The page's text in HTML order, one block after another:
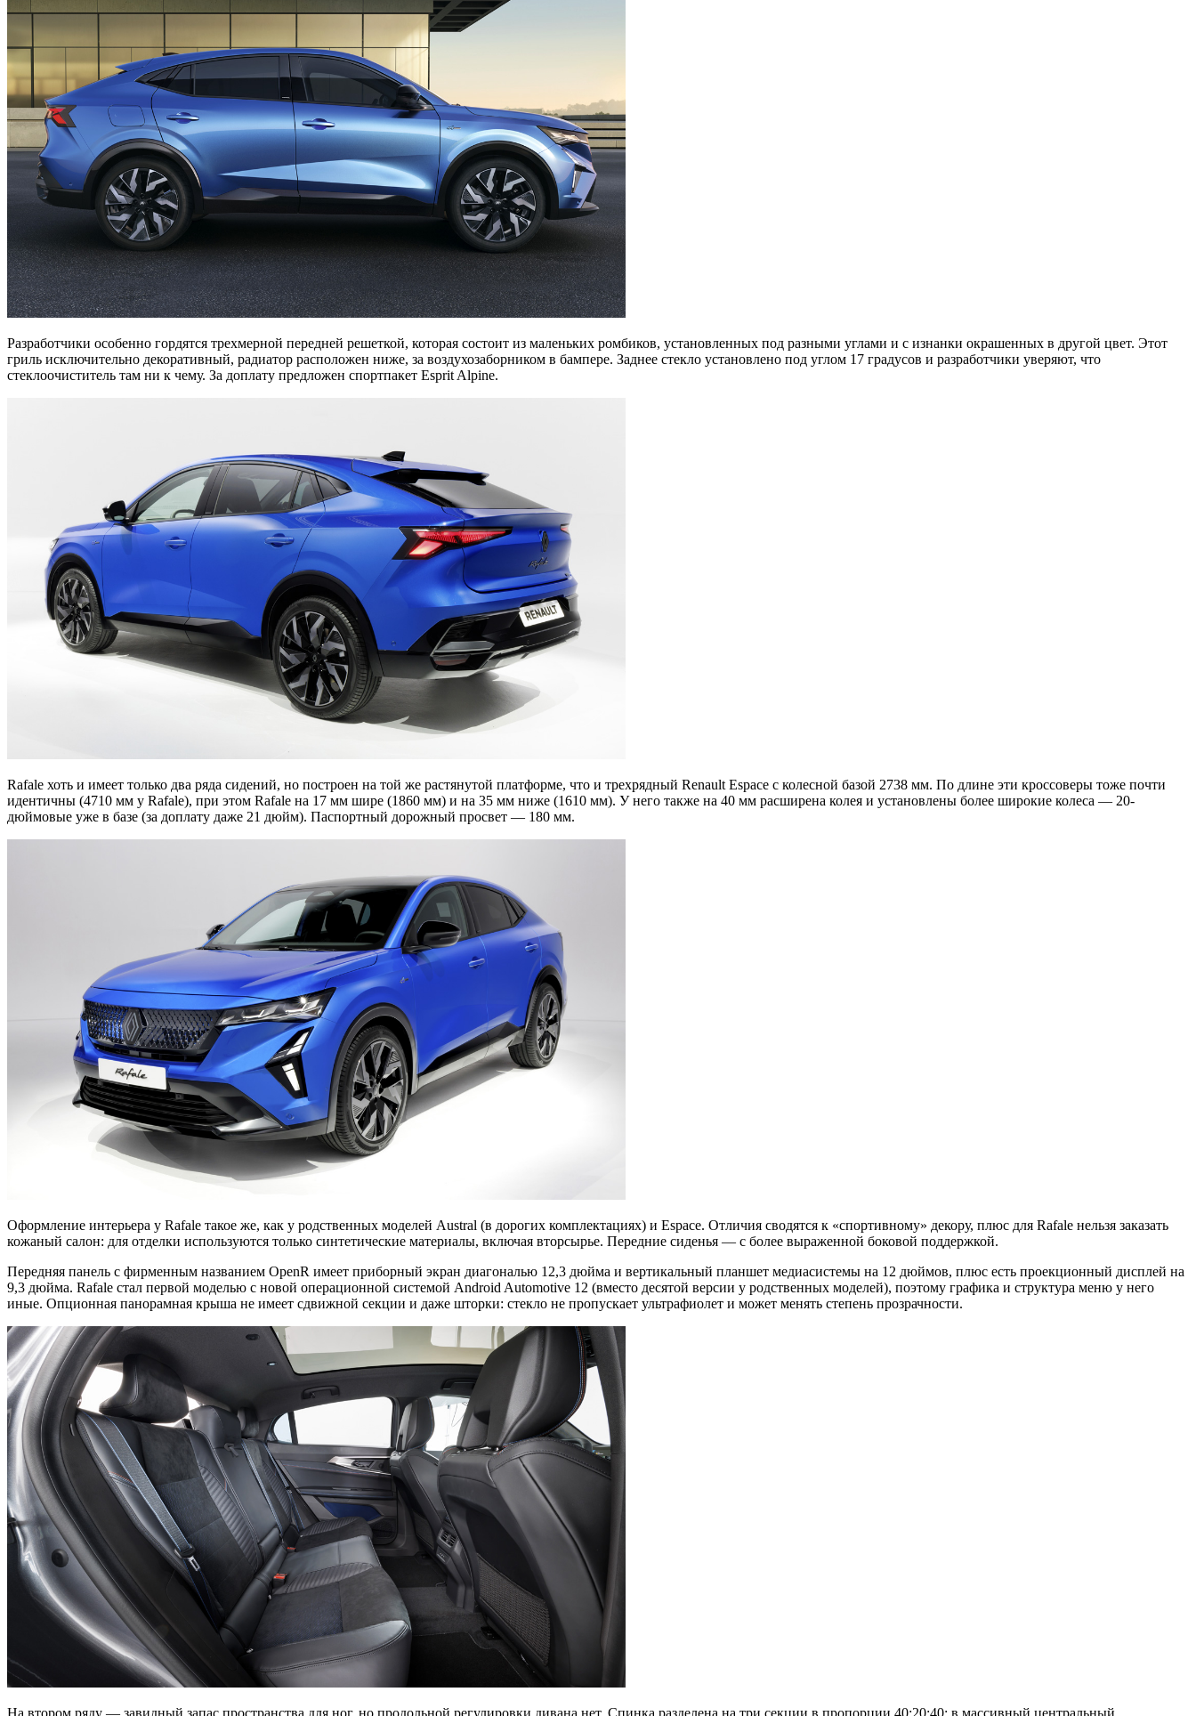
Разработчики особенно гордятся трехмерной передней решеткой, которая состоит из маленьких ромбиков, установленных под разными углами и с изнанки окрашенных в другой цвет. Этот
гриль исключительно декоративный, радиатор расположен ниже, за воздухозаборником в бампере. Заднее стекло установлено под углом 17 градусов и разработчики уверяют, что
стеклоочиститель там ни к чему. За доплату предложен спортпакет Esprit Alpine.
Rafale хоть и имеет только два ряда сидений, но построен на той же растянутой платформе, что и трехрядный Renault Espace с колесной базой 2738 мм. По длине эти кроссоверы тоже почти
идентичны (4710 мм у Rafale), при этом Rafale на 17 мм шире (1860 мм) и на 35 мм ниже (1610 мм). У него также на 40 мм расширена колея и установлены более широкие колеса — 20-
дюймовые уже в базе (за доплату даже 21 дюйм). Паспортный дорожный просвет — 180 мм.
Оформление интерьера у Rafale такое же, как у родственных моделей Austral (в дорогих комплектациях) и Espace. Отличия сводятся к «спортивному» декору, плюс для Rafale нельзя заказать
кожаный салон: для отделки используются только синтетические материалы, включая вторсырье. Передние сиденья — с более выраженной боковой поддержкой.
Передняя панель с фирменным названием OpenR имеет приборный экран диагональю 12,3 дюйма и вертикальный планшет медиасистемы на 12 дюймов, плюс есть проекционный дисплей на
9,3 дюйма. Rafale стал первой моделью с новой операционной системой Android Automotive 12 (вместо десятой версии у родственных моделей), поэтому графика и структура меню у него
иные. Опционная панорамная крыша не имеет сдвижной секции и даже шторки: стекло не пропускает ультрафиолет и может менять степень прозрачности.
На втором ряду — завидный запас пространства для ног, но продольной регулировки дивана нет. Спинка разделена на три секции в пропорции 40:20:40: в массивный центральный